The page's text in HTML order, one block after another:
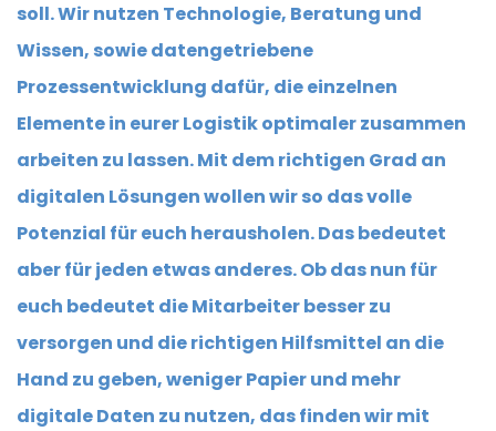
soll. Wir nutzen Technologie, Beratung und
Wissen, sowie datengetriebene
Prozessentwicklung dafür, die einzelnen
Elemente in eurer Logistik optimaler zusammen
arbeiten zu lassen. Mit dem richtigen Grad an
digitalen Lösungen wollen wir so das volle
Potenzial für euch herausholen. Das bedeutet
aber für jeden etwas anderes. Ob das nun für
euch bedeutet die Mitarbeiter besser zu
versorgen und die richtigen Hilfsmittel an die
Hand zu geben, weniger Papier und mehr
digitale Daten zu nutzen, das finden wir mit